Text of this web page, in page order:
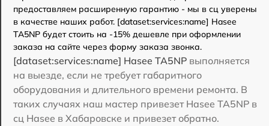
предоставляем расширенную гарантию - мы в сц уверены
в качестве наших работ. [dataset:services:name] Hasee
TA5NP будет стоить на -15% дешевле при оформлении
заказа на сайте через форму заказа звонка.
[dataset:services:name] Hasee TA5NP выполняется
на выезде, если не требует габаритного
оборудования и длительного времени ремонта. В
таких случаях наш мастер привезет Hasee TA5NP в
сц Hasee в Хабаровске и привезет обратно.